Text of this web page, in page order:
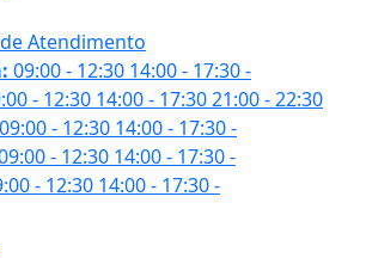
Atendimento
09:00 - 12:30 14:00 - 17:30-
- 12:30 14:00 - 17:3021:00 - 22:30
09:00 - 12:30 14:00 - 17:30-
- 12:30 14:00 - 17:30-
- 12:30 14:00 - 17:30-